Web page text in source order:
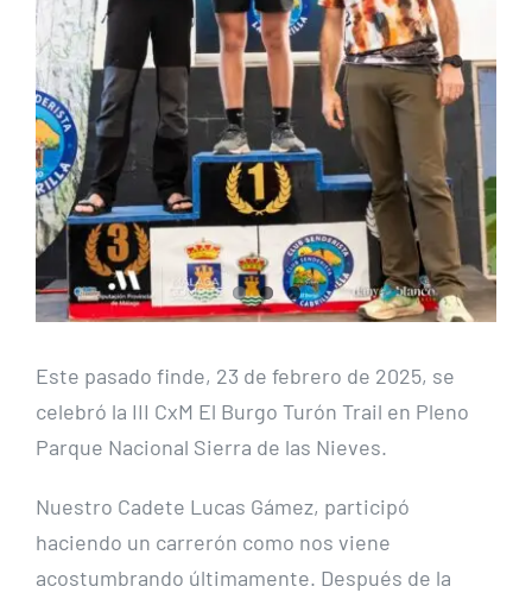
Este pasado finde, 23 de febrero de 2025, se
celebró la III CxM El Burgo Turón Trail en Pleno
Parque Nacional Sierra de las Nieves.
Nuestro Cadete Lucas Gámez, participó
haciendo un carrerón como nos viene
acostumbrando últimamente. Después de la